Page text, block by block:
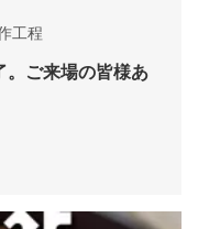
工程
。ご来場の皆様あ